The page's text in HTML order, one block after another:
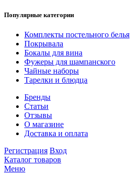
Популярные категории
Комплекты постельного белья
Покрывала
Бокалы для вина
Фужеры для шампанского
Чайные наборы
Тарелки и блюдца
Бренды
Статьи
Отзывы
О магазине
Доставка и оплата
Регистрация Вход
Каталог товаров
Меню